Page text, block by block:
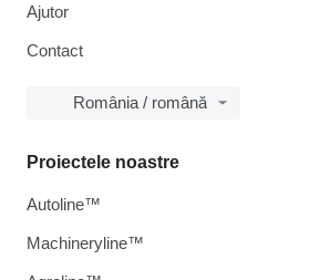
Ajutor
Contact
România / română
Proiectele noastre
Autoline™
Machineryline™